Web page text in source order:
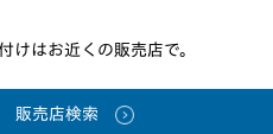
けはお近くの販売店で。
販売店検索